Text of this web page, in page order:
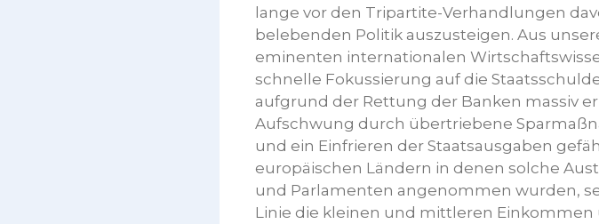
lange vor den Tripartite-Verhandlungen
belebenden Politik auszusteigen. Aus
eminenten internationalen
schnelle Fokussierung auf die
aufgrund der Rettung der Banken massiv
Aufschwung durch übertriebene
und ein Einfrieren der Staatsausgaben
europäischen Ländern in denen solche
und Parlamenten angenommen wurden,
Linie die kleinen und mittleren